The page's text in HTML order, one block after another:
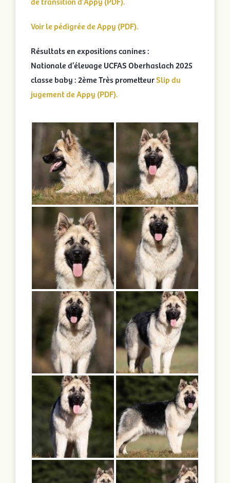
Voir le pédigrée de Appy (PDF).
Résultats en expositions canines :
Nationale d’élevage UCFAS Oberhaslach 2025
classe baby : 2ème Très prometteurSlip du
jugement de Appy (PDF).